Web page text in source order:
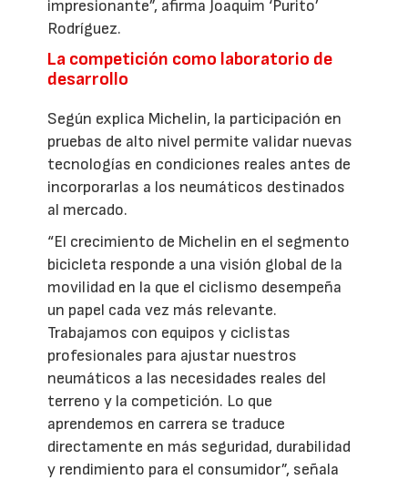
impresionante”, afirma Joaquim ‘Purito’
Rodríguez.
La competición como laboratorio de
desarrollo
Según explica Michelin, la participación en
pruebas de alto nivel permite validar nuevas
tecnologías en condiciones reales antes de
incorporarlas a los neumáticos destinados
al mercado.
“El crecimiento de Michelin en el segmento
bicicleta responde a una visión global de la
movilidad en la que el ciclismo desempeña
un papel cada vez más relevante.
Trabajamos con equipos y ciclistas
profesionales para ajustar nuestros
neumáticos a las necesidades reales del
terreno y la competición. Lo que
aprendemos en carrera se traduce
directamente en más seguridad, durabilidad
y rendimiento para el consumidor”, señala